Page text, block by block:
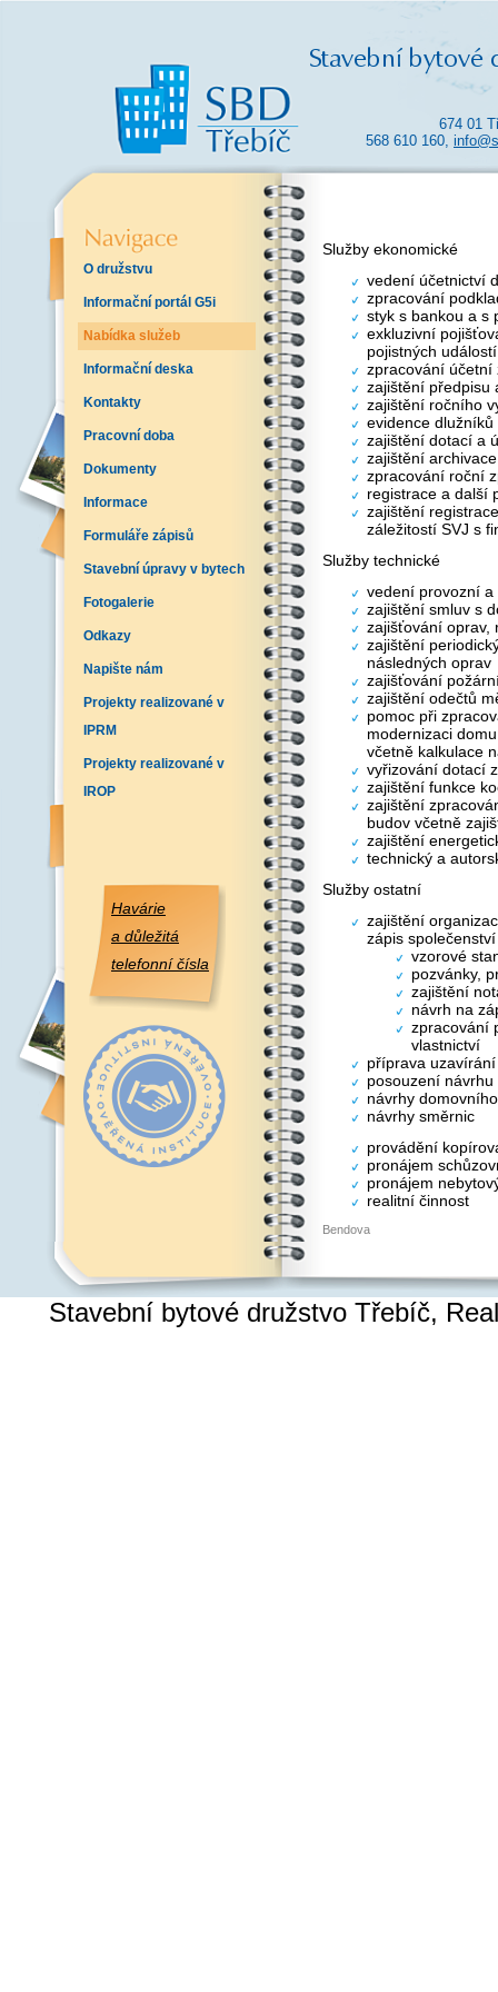
674 01
568 610 160,
O družstvu
Informační portál G5i
Nabídka služeb
Informační deska
Kontakty
Pracovní doba
Dokumenty
Informace
Formuláře zápisů
Stavební úpravy v bytech
Fotogalerie
Odkazy
Napište nám
Projekty realizované v
IPRM
Projekty realizované v
IROP
Havárie
a důležitá
telefonní čísla
Služby ekonomické
vedení účetnictví
zpracování
styk s bankou a s
exkluzivní
pojistných událostí
zpracování účetní
zajištění předpisu
zajištění ročního
evidence
zajištění dotací a
zajištění
zpracování roční
registrace a další
zajištění
záležitostí SVJ s
Služby technické
vedení provozní a
zajištění smluv s
zajišťování oprav,
zajištění
následných oprav
zajišťování
zajištění odečtů
pomoc při
modernizaci
včetně kalkulace
vyřizování dotací
zajištění funkce
zajištění
budov včetně
zajištění
technický a
Služby ostatní
zajištění
zápis
vzorové
pozvánky,
zajištění
návrh na
zpracování
vlastnictví
příprava
posouzení
návrhy
návrhy směrnic
provádění
pronájem
pronájem
realitní činnost
Bendova
Stavební bytové družstvo Třebíč,